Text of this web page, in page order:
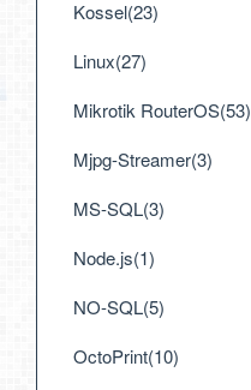
Kossel(23)
Linux(27)
Mikrotik RouterOS(53)
Mjpg-Streamer(3)
MS-SQL(3)
Node.js(1)
NO-SQL(5)
OctoPrint(10)